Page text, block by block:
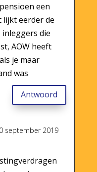
een
lijkt eerder de
inleggers die
AOW heeft
je maar
was
Antwoord
september 2019